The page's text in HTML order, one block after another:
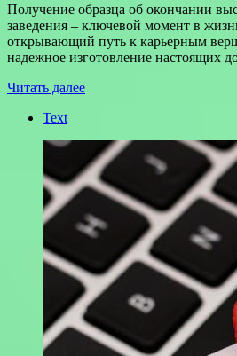
Получение образца об окончании
заведения – ключевой момент в
открывающий путь к карьерным
надежное изготовление настоящих
Читать далее
Text